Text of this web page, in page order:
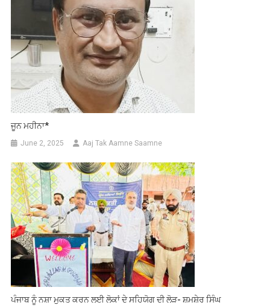
ਜੂਨ ਮਹੀਨਾ*
June 2, 2025 Aaj Tak Aamne Saamne
ਪੰਜਾਬ ਨੂੰ ਨਸ਼ਾ ਮੁਕਤ ਕਰਨ ਲਈ ਲੋਕਾਂ ਦੇ ਸਹਿਯੋਗ ਦੀ ਲੋੜ- ਸ਼ਮਸ਼ੇਰ ਸਿੰਘ